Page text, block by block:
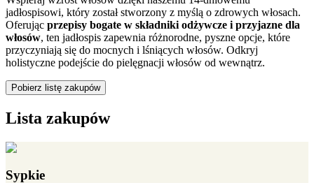
jadłospisowi, który został stworzony z myślą o zdrowych włosach.
Oferując przepisy bogate w składniki odżywcze i przyjazne dla
włosów, ten jadłospis zapewnia różnorodne, pyszne opcje, które
przyczyniają się do mocnych i lśniących włosów. Odkryj
holistyczne podejście do pielęgnacji włosów od wewnątrz.
Pobierz listę zakupów
Lista zakupów
Sypkie